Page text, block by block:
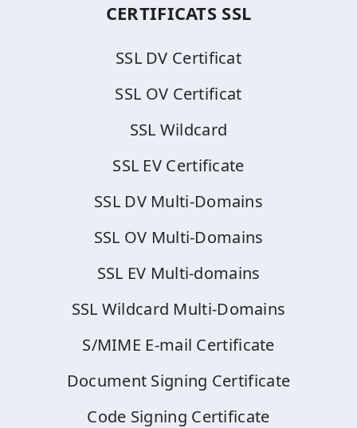
CERTIFICATS SSL
SSL DV Certificat
SSL OV Certificat
SSL Wildcard
SSL EV Certificate
SSL DV Multi-Domains
SSL OV Multi-Domains
SSL EV Multi-domains
SSL Wildcard Multi-Domains
S/MIME E-mail Certificate
Document Signing Certificate
Code Signing Certificate